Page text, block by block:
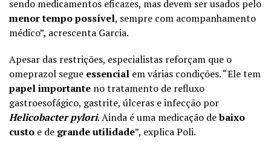
sendo medicamentos eficazes, mas devem ser usados pelo
menor tempo possível, sempre com acompanhamento
médico”, acrescenta Garcia.
Apesar das restrições, especialistas reforçam que o
omeprazol segue essencial em várias condições. “Ele tem
papel importante no tratamento de refluxo
gastroesofágico, gastrite, úlceras e infecção por
Helicobacter pylori. Ainda é uma medicação debaixo
custo e de grande utilidade”, explica Poli.